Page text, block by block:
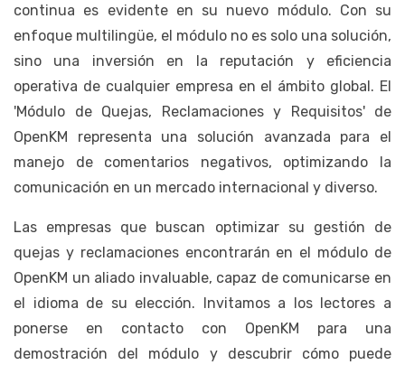
continua es evidente en su nuevo módulo. Con su
enfoque multilingüe, el módulo no es solo una solución,
sino una inversión en la reputación y eficiencia
operativa de cualquier empresa en el ámbito global. El
'Módulo de Quejas, Reclamaciones y Requisitos' de
OpenKM representa una solución avanzada para el
manejo de comentarios negativos, optimizando la
comunicación en un mercado internacional y diverso.
Las empresas que buscan optimizar su gestión de
quejas y reclamaciones encontrarán en el módulo de
OpenKM un aliado invaluable, capaz de comunicarse en
el idioma de su elección. Invitamos a los lectores a
ponerse en contacto con OpenKM para una
demostración del módulo y descubrir cómo puede